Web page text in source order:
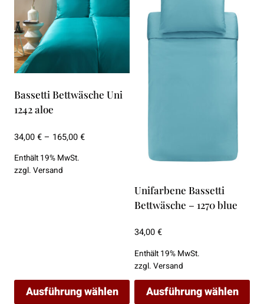
Bassetti Bettwäsche Uni
1242 aloe
34,00€– 165,00€Preisspanne:
Enthält 19% MwSt.
zzgl. Versand
Ausführung wählen
Unifarbene Bassetti
Bettwäsche – 1270 blue
34,00€
Enthält 19% MwSt.
zzgl. Versand
Ausführung wählen